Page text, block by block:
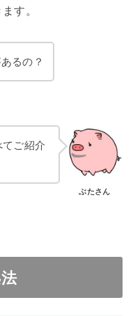
す。
るの？
ご紹介
ぶたさん